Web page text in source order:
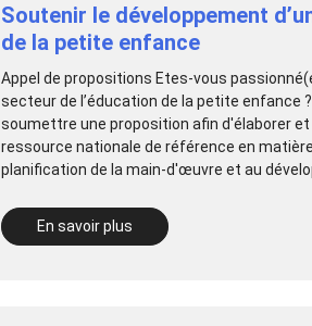
Soutenir le développement
de la petite enfance
Appel de propositions Etes-vous
secteur de l’éducation de la petite
soumettre une proposition afin d'élaborer
ressource nationale de référence en
planification de la main-d'œuvre et au
En savoir plus